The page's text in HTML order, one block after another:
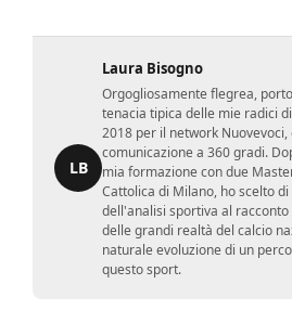
LB
Laura Bisogno
Orgogliosamente flegrea,
tenacia tipica delle mie radici
2018 per il network
comunicazione a 360 gradi.
mia formazione con due
Cattolica di Milano, ho scelto
dell'analisi sportiva al racconto
delle grandi realtà del calcio
naturale evoluzione di un
questo sport.